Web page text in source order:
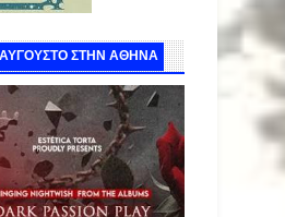
ΑΥΓΟΥΣΤΟ ΣΤΗΝ ΑΘΗΝΑ